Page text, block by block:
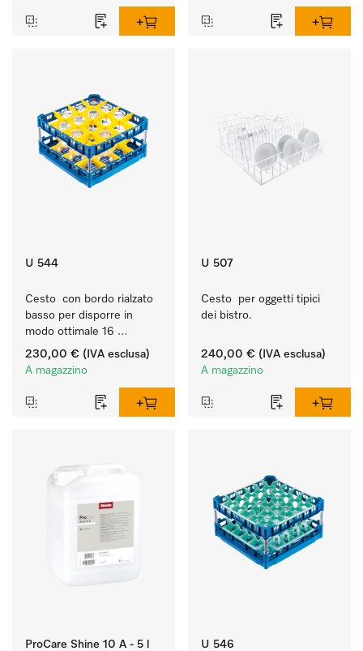
U 544
Cesto  con bordo rialzato
basso per disporre in
modo ottimale 16
bicchieri fino a 23 cm.
230,00 € (IVA esclusa)
A magazzino
U 507
Cesto  per oggetti tipici
dei bistro.
240,00 € (IVA esclusa)
A magazzino
ProCare Shine 10 A - 5 l U 546